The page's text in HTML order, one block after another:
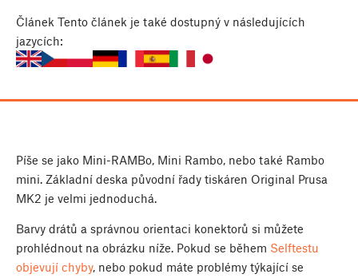
Článek Tento článek je také dostupný v následujících
jazycích:
Píše se jako Mini-RAMBo, Mini Rambo, nebo také Rambo
mini. Základní deska původní řady tiskáren Original Prusa
MK2 je velmi jednoduchá.
Barvy drátů a správnou orientaci konektorů si můžete
prohlédnout na obrázku níže. Pokud se během Selftestu
objevují chyby, nebo pokud máte problémy týkající se